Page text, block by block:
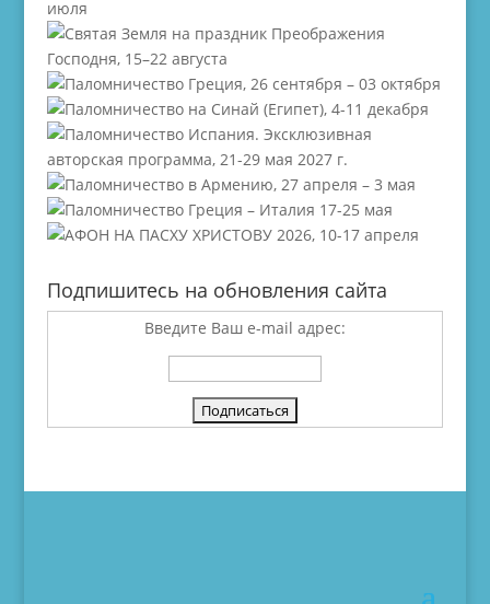
Подпишитесь на обновления сайта
Введите Ваш e-mail адрес: